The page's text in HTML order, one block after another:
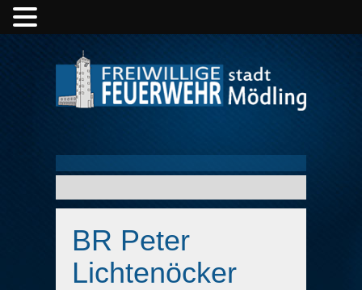
BR Peter
Lichtenöcker